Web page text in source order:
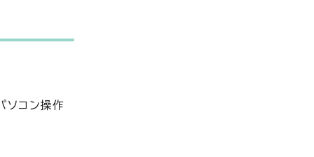
ソコン操作